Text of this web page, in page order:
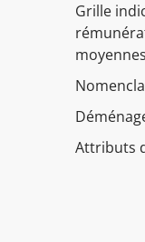
Grille
moyennes
Attributs